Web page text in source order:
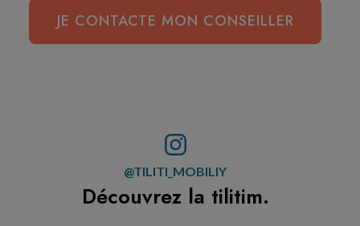
JE CONTACTE MON CONSEILLER
@TILITI_MOBILIY
Découvrez la tilitim.